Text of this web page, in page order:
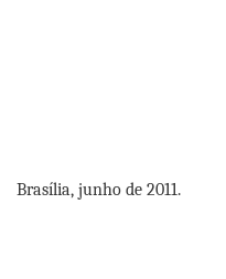
Brasília, junho de 2011.